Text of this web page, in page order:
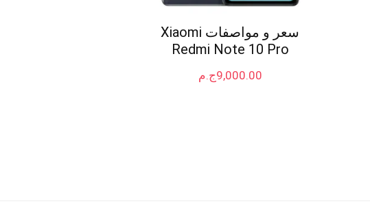
سعر و مواصفات Xiaomi
Redmi Note 10 Pro
ج.م9,000.00